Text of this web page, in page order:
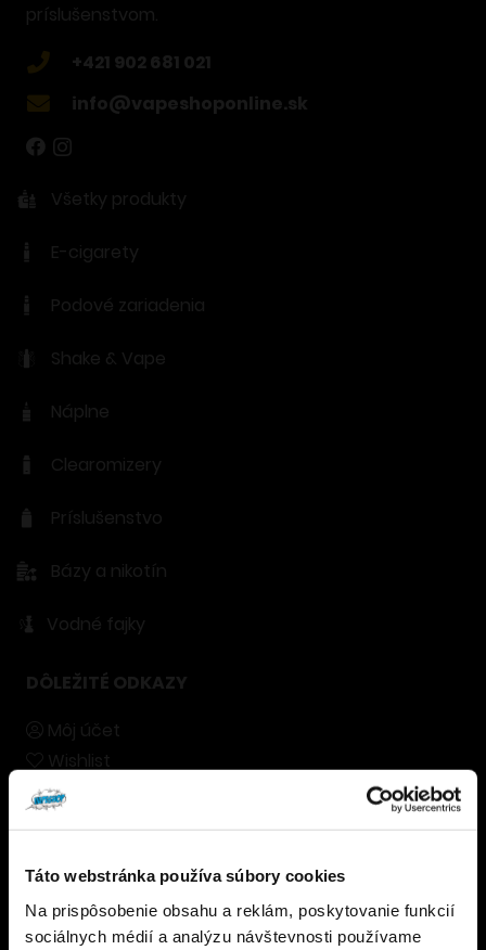
Táto webstránka používa súbory cookies
Na prispôsobenie obsahu a reklám, poskytovanie funkcií
sociálnych médií a analýzu návštevnosti používame
príslušenstvom.
+421 902 681 021
info@vapeshoponline.sk
Všetky produkty
E-cigarety
Podové zariadenia
Shake & Vape
Náplne
Clearomizery
Príslušenstvo
Bázy a nikotín
Vodné fajky
DÔLEŽITÉ ODKAZY
Môj účet
Wishlist
Vernostný program
Kontakty
Overenie veku